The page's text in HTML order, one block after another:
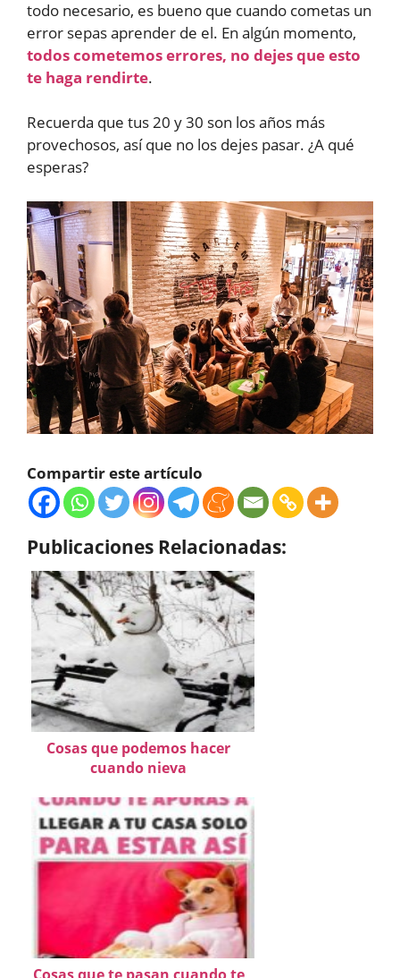
todo necesario, es bueno que cuando cometas un
error sepas aprender de el. En algún momento,
todos cometemos errores, no dejes que esto
te haga rendirte.
Recuerda que tus 20 y 30 son los años más
provechosos, así que no los dejes pasar. ¿A qué
esperas?
Compartir este artículo
Publicaciones Relacionadas:
Cosas que podemos hacer
cuando nieva